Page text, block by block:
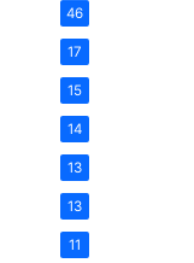
46
17
15
14
13
13
11